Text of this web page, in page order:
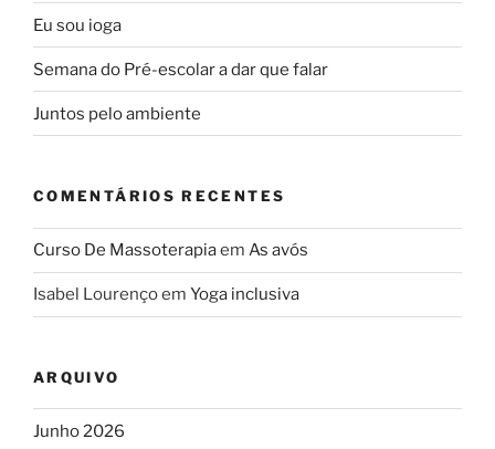
Eu sou ioga
Semana do Pré-escolar a dar que falar
Juntos pelo ambiente
COMENTÁRIOS RECENTES
Curso De Massoterapiaem As avós
Isabel Lourençoem Yoga inclusiva
ARQUIVO
Junho 2026